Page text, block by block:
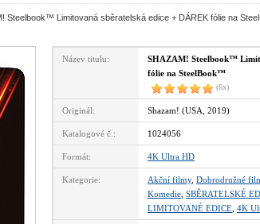
Steelbook™ Limitovaná sběratelská edice + DÁREK fólie na
Název titulu:
SHAZAM! Steelbook™
fólie na SteelBook™
(6x)
Originál: Shazam! (USA, 2019)
Katalogové č.: 1024056
Formát: 4K Ultra HD
Kategorie: Akční filmy, Dobrodružné
Komedie SBĚRATELSKÉ
LIMITOVANÉ EDICE 4K